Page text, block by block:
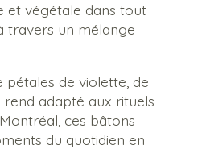
et végétale dans tout
travers un mélange
de violette, de
adapté aux rituels
ces bâtons
du quotidien en